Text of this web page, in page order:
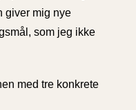
giver mig nye
som jeg ikke
med tre konkrete